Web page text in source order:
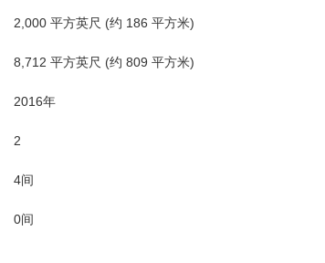
2,000 平方英尺 (约 186 平方米)
8,712 平方英尺 (约 809 平方米)
2016年
2
4间
0间